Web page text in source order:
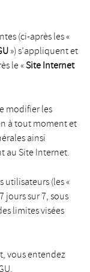
(ci-après les «
») s’appliquent et
le «Site Internet
modifier les
à tout moment et
ainsi
au Site Internet.
utilisateurs (les «
jours sur 7, sous
limites visées
vous entendez